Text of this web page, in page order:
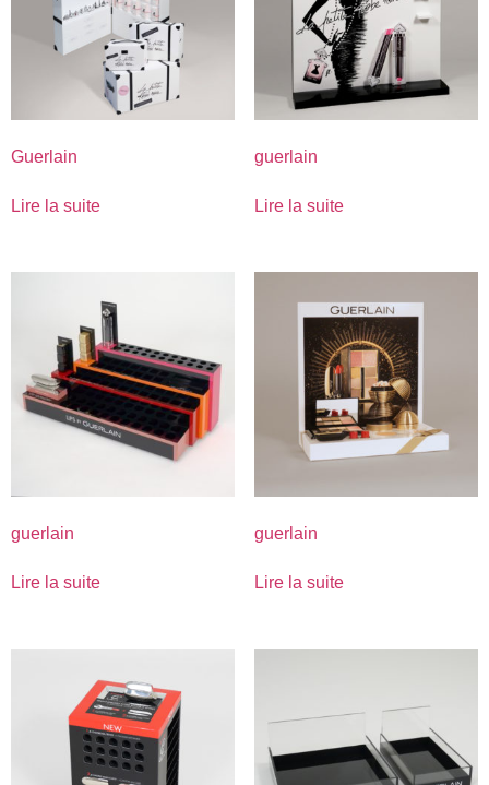
Guerlain
Lire la suite
guerlain
Lire la suite
guerlain
Lire la suite
guerlain
Lire la suite